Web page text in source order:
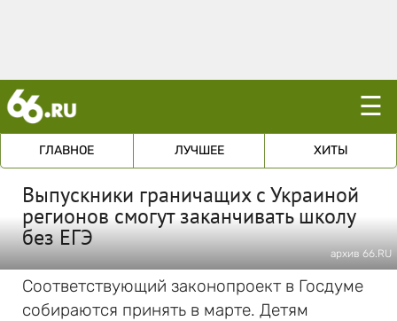
☰
ГЛАВНОЕ ЛУЧШЕЕ ХИТЫ
Выпускники граничащих с Украиной
регионов смогут заканчивать школу
без ЕГЭ
архив 66.RU
Соответствующий законопроект в Госдуме
собираются принять в марте. Детям